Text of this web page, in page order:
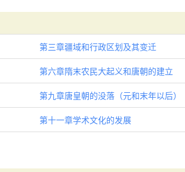
第三章疆域和行政区划及其变迁
第六章隋末农民大起义和唐朝的建立
第九章唐皇朝的没落（元和末年以后）
第十一章学术文化的发展